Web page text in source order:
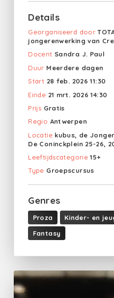
Details
Georganiseerd door
jongerenwerking van
Docent Sandra J. Paul
Duur Meerdere dagen
Start 28 feb. 2026 11:30
Einde 21 mrt. 2026 14:30
Prijs Gratis
Regio Antwerpen
Locatie kubus, de
De Coninckplein 25-26,
Leeftijdscategorie 15+
Type Groepscursus
Genres
Proza Kinder- en
Fantasy